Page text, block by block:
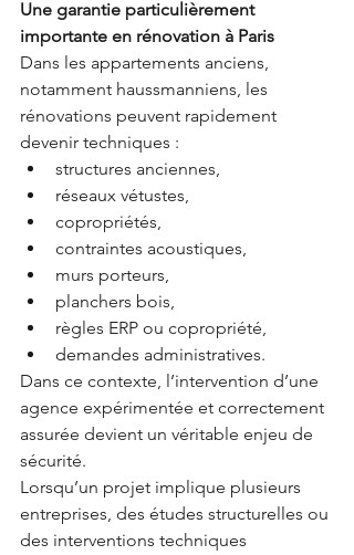
Une garantie particulièrement
importante en rénovation à Paris
Dans les appartements anciens,
notamment haussmanniens, les
rénovations peuvent rapidement
devenir techniques :
structures anciennes,
réseaux vétustes,
copropriétés,
contraintes acoustiques,
murs porteurs,
planchers bois,
règles ERP ou copropriété,
demandes administratives.
Dans ce contexte, l’intervention d’une
agence expérimentée et correctement
assurée devient un véritable enjeu de
sécurité.
Lorsqu’un projet implique plusieurs
entreprises, des études structurelles ou
des interventions techniques